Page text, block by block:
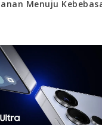
Menuju